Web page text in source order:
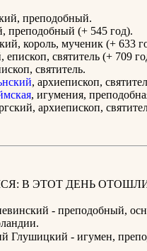
преподобный.
преподобный (+ 545 год).
король, мученик (+ 633
епископ, святитель (+ 709
святитель.
, архиепископ,
, игумения,
архиепископ,
В ЭТОТ ДЕНЬ
- преподобный,
Глушицкий - игумен,